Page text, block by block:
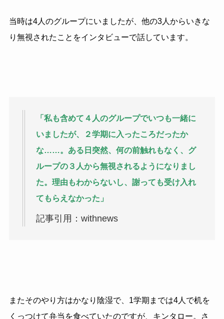
当時は4人のグループにいましたが、他の3人からいきな
り無視されたことをインタビューで話しています。
「私も含めて４人のグループでいつも一緒に
いましたが、２学期に入ったころだったか
な……。ある日突然、何の前触れもなく、グ
ループの３人から無視されるようになりまし
た。理由もわからないし、謝っても受け入れ
てもらえなかった」
記事引用：withnews
またそのやり方はかなり陰湿で、1学期までは4人で机を
くっつけて弁当を食べていたのですが、キンタロー。さ